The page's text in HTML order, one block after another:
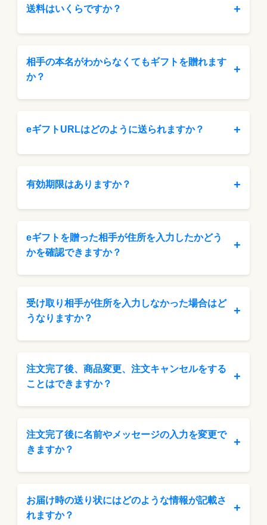
送料はいくらですか？ +
相手の本名がわからなくてもギフトを贈れます
か？
+
eギフトURLはどのように送られますか？ +
有効期限はありますか？ +
eギフトを贈った相手が住所を入力したかどう
かを確認できますか？
+
受け取り相手が住所を入力しなかった場合はど
うなりますか？
+
注文完了後、商品変更、注文キャンセルをする
ことはできますか？
+
注文完了後に名前やメッセージの入力を変更で
きますか？
+
お届け時の送り状にはどのような情報が記載さ
れますか？
+